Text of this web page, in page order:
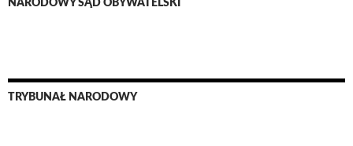
NARODOWY SĄD OBYWATELSKI
TRYBUNAŁ NARODOWY